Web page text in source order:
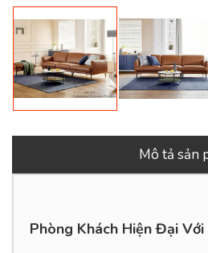
Mô tả sản
Phòng Khách Hiện Đại